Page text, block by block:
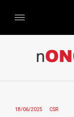
18/06/2025 CSR